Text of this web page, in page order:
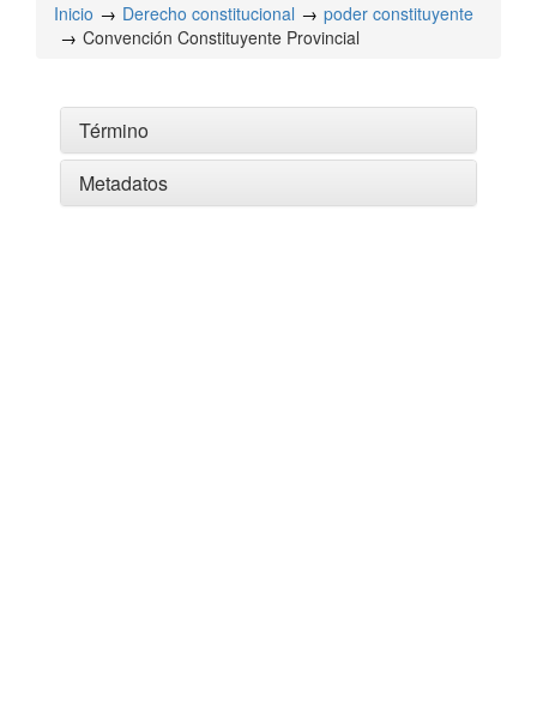
Inicio Derecho constitucional
poder constituyente
Convención Constituyente Provincial
Término
Metadatos